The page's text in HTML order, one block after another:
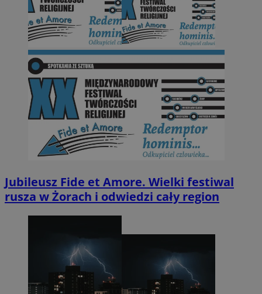
Jubileusz Fide et Amore. Wielki festiwal
rusza w Żorach i odwiedzi cały region